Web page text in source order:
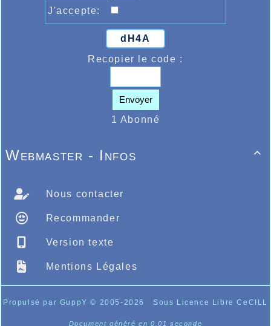
J'accepte:
dH4A
Recopier le code :
Envoyer
1 Abonné

Webmaster - Infos
Nous contacter
Recommander
Version texte
Mentions Légales
Propulsé par GuppY© 2005-2026 Sous Licence Libre CeCILL
Document généré en 0.01 seconde